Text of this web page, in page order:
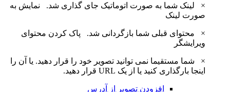
× لینک شما به صورت اتوماتیک جای گذاری شد. نمایش به
صورت لینک
× محتوای قبلی شما بازگردانی شد. پاک کردن محتوای
ویرایشگر
×
شما مستقیما نمی توانید تصویر خود را قرار دهید. یا آن را
اینجا بارگذاری کنید یا از یک URL قرار دهید.
افزودن تصویر از آدرس